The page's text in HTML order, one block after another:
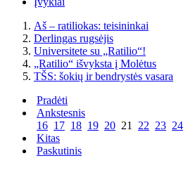
Aš – ratiliokas: teisininkai
Derlingas rugsėjis
Universitete su „Ratilio“!
„Ratilio“ išvyksta į Molėtus
TŠS: šokių ir bendrystės vasara
Pradėti
Ankstesnis
16 17 18 19 20 21 22 23 24
Kitas
Paskutinis